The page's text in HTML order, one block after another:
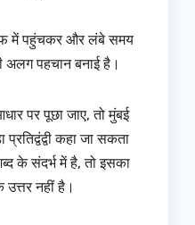
में पहुंचकर और लंबे समय
पहचान बनाई है।
पर पूछा जाए, तो मुंबई
कहा जा सकता
के संदर्भ में है, तो इसका
उत्तर नहीं है।